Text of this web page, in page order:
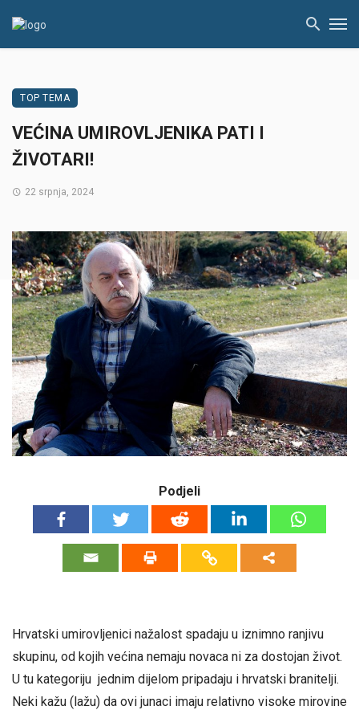
TOP TEMA
VEĆINA UMIROVLJENIKA PATI I
ŽIVOTARI!
22 srpnja, 2024
Podjeli
Hrvatski umirovljenici nažalost spadaju u iznimno ranjivu
skupinu, od kojih većina nemaju novaca ni za dostojan život.
U tu kategoriju jednim dijelom pripadaju i hrvatski branitelji.
Neki kažu (lažu) da ovi junaci imaju relativno visoke mirovine